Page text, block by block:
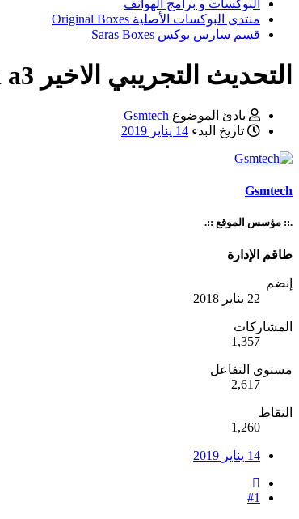
البوكسات و برامج الهواتف
منتدى البوكسات الأصلية Original Boxes
قسم سارس بوكس Saras Boxes
التحديث التجريبي الاخير v 1.0.5.8 Patch a3
بادئ الموضوع Gsmtech
تاريخ البدء 14 يناير 2019
Gsmtech
.:: مؤسس الموقع ::.
طاقم الإدارة
إنضم
22 يناير 2018
المشاركات
1,357
مستوى التفاعل
2,617
النقاط
1,260
14 يناير 2019
#1